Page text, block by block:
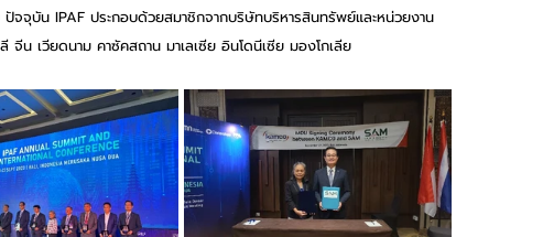
จจุบัน IPAF ประกอบด้วยสมาชิกจากบริษัทบริหารสินทรัพย์และหน่วยงาน
จีน เวียดนาม คาซัคสถาน มาเลเซีย อินโดนีเซีย มองโกเลีย